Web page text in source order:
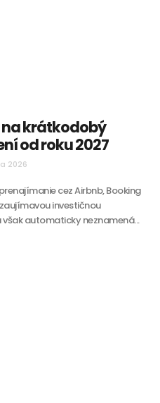
krátkodobý
od roku 2027
2026
cez Airbnb, Booking
investičnou
automaticky neznamená...